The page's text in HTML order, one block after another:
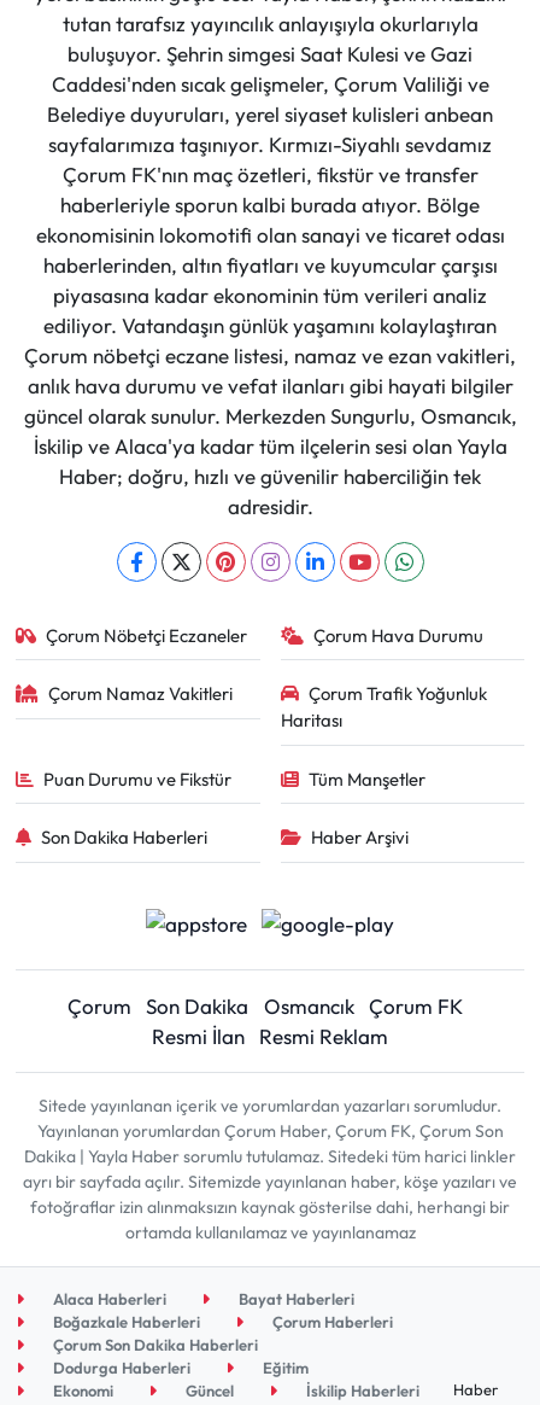
tutan tarafsız yayıncılık anlayışıyla okurlarıyla
buluşuyor. Şehrin simgesi Saat Kulesi ve Gazi
Caddesi'nden sıcak gelişmeler, Çorum Valiliği ve
Belediye duyuruları, yerel siyaset kulisleri anbean
sayfalarımıza taşınıyor. Kırmızı-Siyahlı sevdamız
Çorum FK'nın maç özetleri, fikstür ve transfer
haberleriyle sporun kalbi burada atıyor. Bölge
ekonomisinin lokomotifi olan sanayi ve ticaret odası
haberlerinden, altın fiyatları ve kuyumcular çarşısı
piyasasına kadar ekonominin tüm verileri analiz
ediliyor. Vatandaşın günlük yaşamını kolaylaştıran
Çorum nöbetçi eczane listesi, namaz ve ezan vakitleri,
anlık hava durumu ve vefat ilanları gibi hayati bilgiler
güncel olarak sunulur. Merkezden Sungurlu, Osmancık,
İskilip ve Alaca'ya kadar tüm ilçelerin sesi olan Yayla
Haber; doğru, hızlı ve güvenilir haberciliğin tek
adresidir.
Çorum Nöbetçi Eczaneler Çorum Hava Durumu
Çorum Namaz Vakitleri
Çorum Trafik Yoğunluk
Haritası
Puan Durumu ve Fikstür Tüm Manşetler
Son Dakika Haberleri Haber Arşivi
Çorum Son Dakika Osmancık Çorum FK
Resmi İlan
Resmi Reklam
Sitede yayınlanan içerik ve yorumlardan yazarları sorumludur.
Yayınlanan yorumlardan Çorum Haber, Çorum FK, Çorum Son
Dakika | Yayla Haber sorumlu tutulamaz. Sitedeki tüm harici linkler
ayrı bir sayfada açılır. Sitemizde yayınlanan haber, köşe yazıları ve
fotoğraflar izin alınmaksızın kaynak gösterilse dahi, herhangi bir
ortamda kullanılamaz ve yayınlanamaz
Alaca Haberleri
Bayat Haberleri
Boğazkale Haberleri
Çorum Haberleri
Çorum Son Dakika Haberleri
Dodurga Haberleri
Eğitim
Ekonomi
Güncel
İskilip Haberleri
Haber